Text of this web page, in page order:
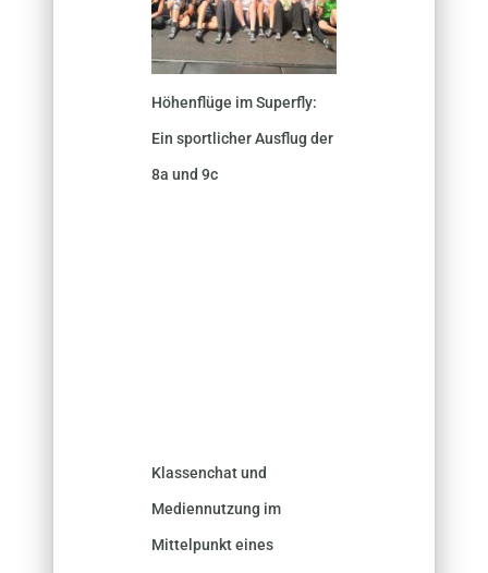
Höhenflüge im Superfly:
Ein sportlicher Ausflug der
8a und 9c
Klassenchat und
Mediennutzung im
Mittelpunkt eines